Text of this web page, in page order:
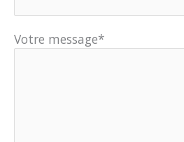
Votre message*